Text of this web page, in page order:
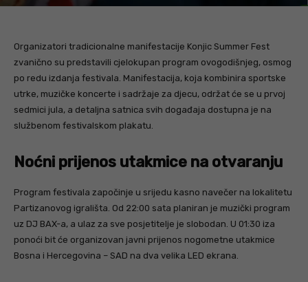
Organizatori tradicionalne manifestacije Konjic Summer Fest
zvanično su predstavili cjelokupan program ovogodišnjeg, osmog
po redu izdanja festivala. Manifestacija, koja kombinira sportske
utrke, muzičke koncerte i sadržaje za djecu, održat će se u prvoj
sedmici jula, a detaljna satnica svih događaja dostupna je na
službenom festivalskom plakatu.
Noćni prijenos utakmice na otvaranju
Program festivala započinje u srijedu kasno navečer na lokalitetu
Partizanovog igrališta. Od 22:00 sata planiran je muzički program
uz DJ BAX-a, a ulaz za sve posjetitelje je slobodan. U 01:30 iza
ponoći bit će organizovan javni prijenos nogometne utakmice
Bosna i Hercegovina – SAD na dva velika LED ekrana.